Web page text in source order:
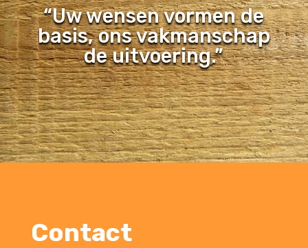
“Uw wensen vormen de
basis, ons vakmanschap
de uitvoering.”
Contact